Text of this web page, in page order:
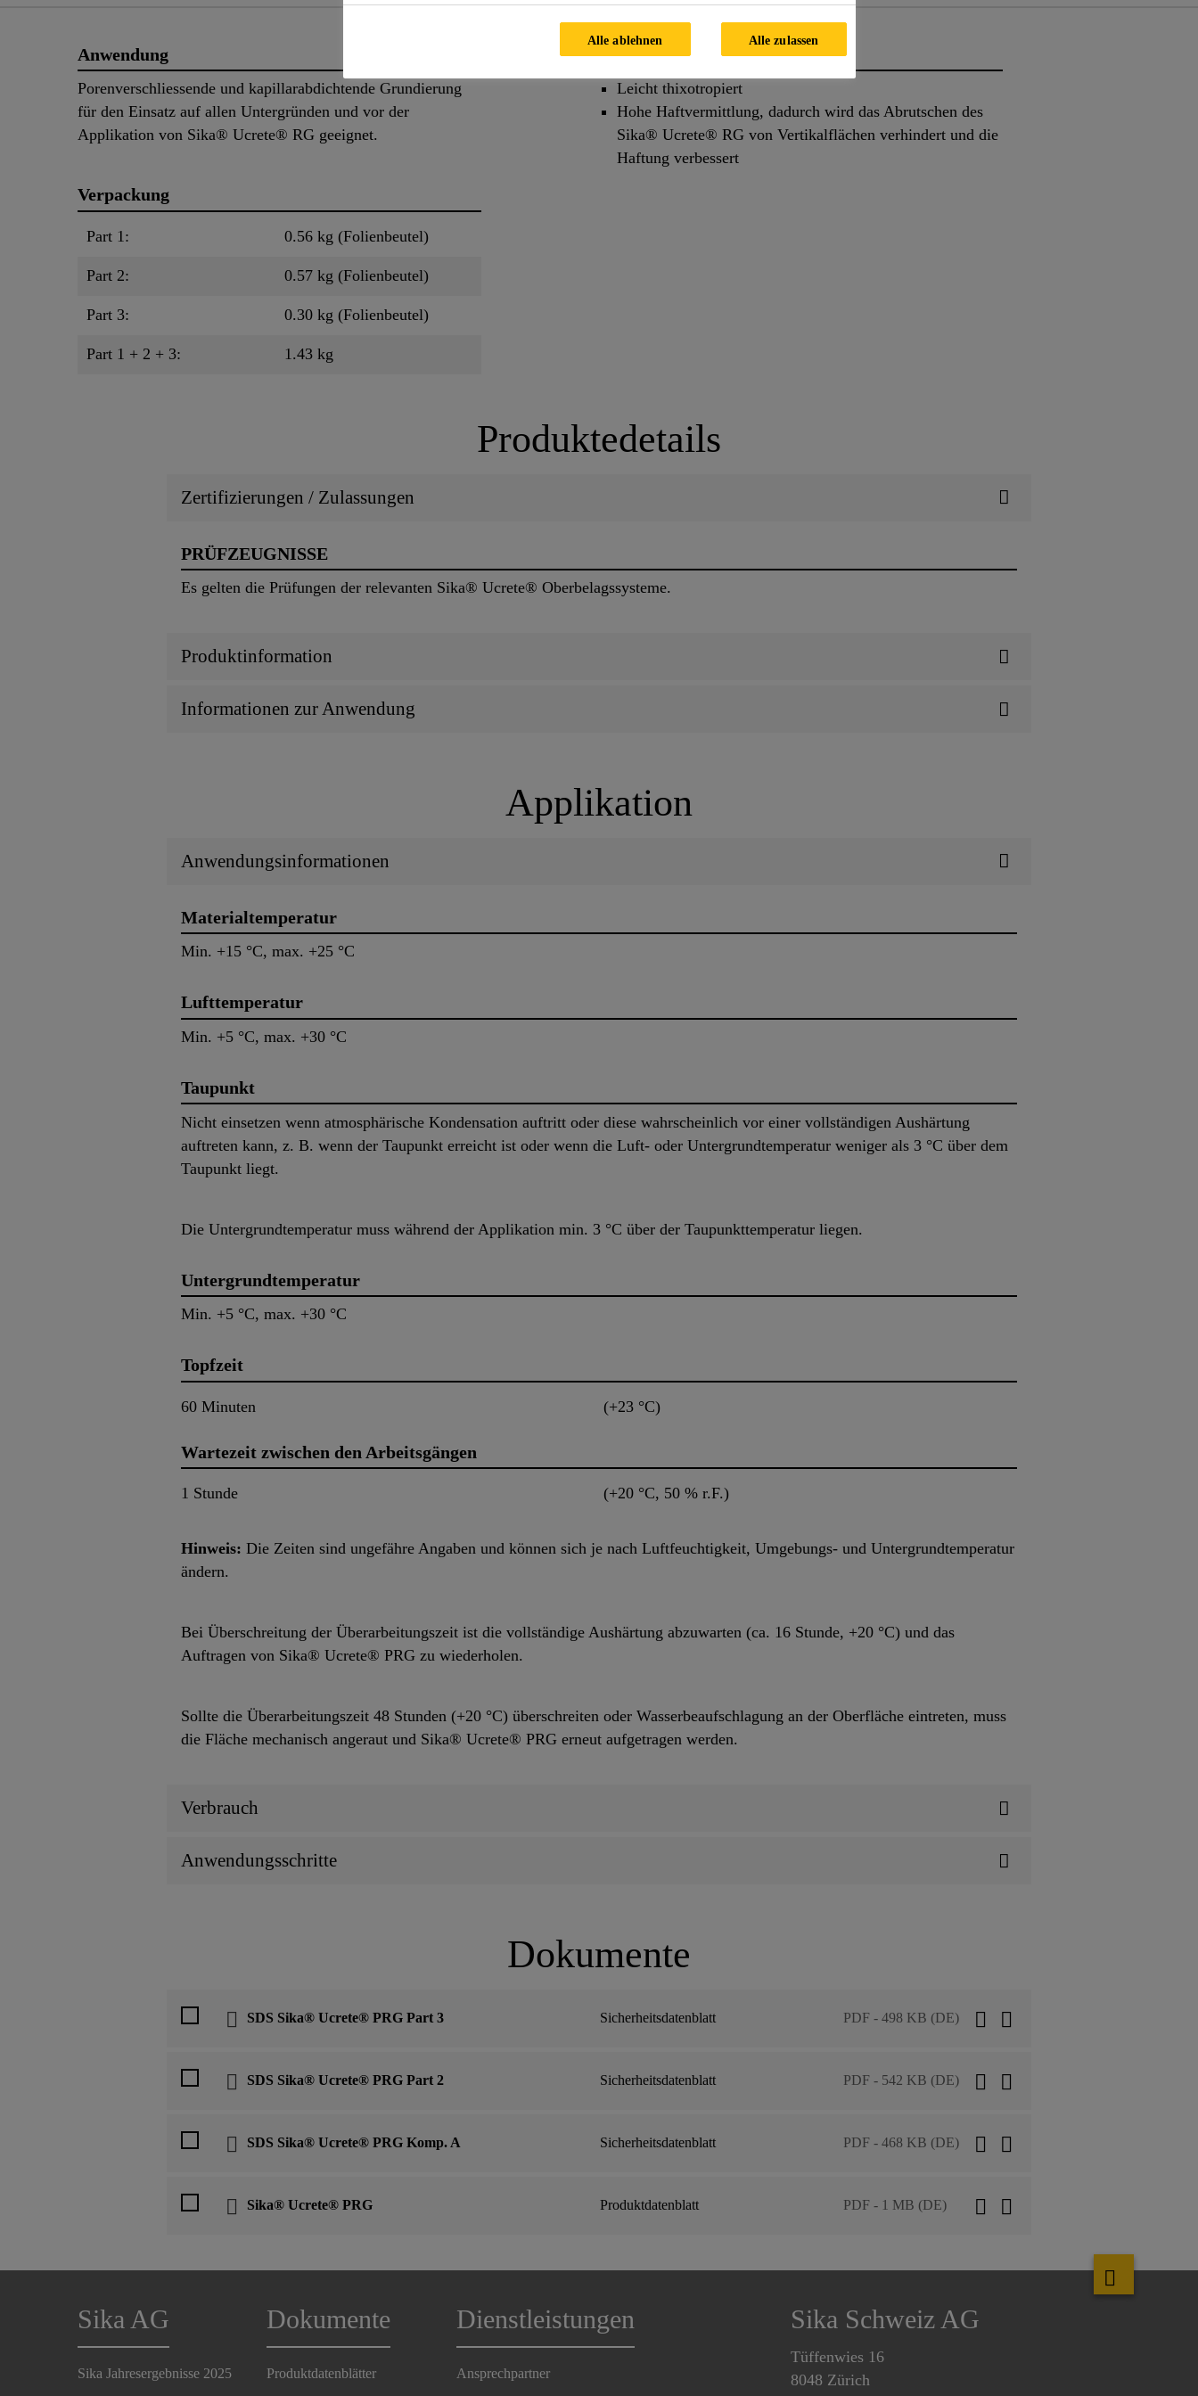
Anwendung
Porenverschliessende und kapillarabdichtende Grundierung
für den Einsatz auf allen Untergründen und vor der
Applikation von Sika® Ucrete® RG geeignet.
Vorteile
Leicht thixotropiert
Hohe Haftvermittlung, dadurch wird das Abrutschen des
Sika® Ucrete® RG von Vertikalflächen verhindert und die
Haftung verbessert
Verpackung
Part 1: 0.56 kg (Folienbeutel)
Part 2: 0.57 kg (Folienbeutel)
Part 3: 0.30 kg (Folienbeutel)
Part 1 + 2 + 3: 1.43 kg
Produktedetails
Zertifizierungen / Zulassungen
PRÜFZEUGNISSE
Es gelten die Prüfungen der relevanten Sika® Ucrete® Oberbelagssysteme.
Produktinformation
Informationen zur Anwendung
Applikation
Anwendungsinformationen
Materialtemperatur
Min. +15 °C, max. +25 °C
Lufttemperatur
Min. +5 °C, max. +30 °C
Taupunkt
Nicht einsetzen wenn atmosphärische Kondensation auftritt oder diese wahrscheinlich vor einer vollständigen Aushärtung
auftreten kann, z. B. wenn der Taupunkt erreicht ist oder wenn die Luft- oder Untergrundtemperatur weniger als 3 °C über dem
Taupunkt liegt.
Die Untergrundtemperatur muss während der Applikation min. 3 °C über der Taupunkttemperatur liegen.
Untergrundtemperatur
Min. +5 °C, max. +30 °C
Topfzeit
60 Minuten (+23 °C)
Wartezeit zwischen den Arbeitsgängen
1 Stunde (+20 °C, 50 % r.F.)
Hinweis: Die Zeiten sind ungefähre Angaben und können sich je nach Luftfeuchtigkeit, Umgebungs- und Untergrundtemperatur
ändern.
Bei Überschreitung der Überarbeitungszeit ist die vollständige Aushärtung abzuwarten (ca. 16 Stunde, +20 °C) und das
Auftragen von Sika® Ucrete® PRG zu wiederholen.
Sollte die Überarbeitungszeit 48 Stunden (+20 °C) überschreiten oder Wasserbeaufschlagung an der Oberfläche eintreten, muss
die Fläche mechanisch angeraut und Sika® Ucrete® PRG erneut aufgetragen werden.
Verbrauch
Anwendungsschritte
Dokumente
SDS Sika® Ucrete® PRG Part 3 Sicherheitsdatenblatt PDF - 498 KB (DE)
SDS Sika® Ucrete® PRG Part 2 Sicherheitsdatenblatt PDF - 542 KB (DE)
SDS Sika® Ucrete® PRG Komp. A Sicherheitsdatenblatt PDF - 468 KB (DE)
Sika® Ucrete® PRG Produktdatenblatt PDF - 1 MB (DE)
Sika AG
Sika Jahresergebnisse 2025
Dokumente
Produktdatenblätter
Dienstleistungen
Ansprechpartner
Sika Schweiz AG
Tüffenwies 16
8048 Zürich
Alle ablehnen Alle zulassen